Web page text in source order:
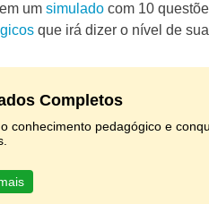
um simulado com 10
que irá dizer o nível de sua
Completos
conhecimento pedagógico e